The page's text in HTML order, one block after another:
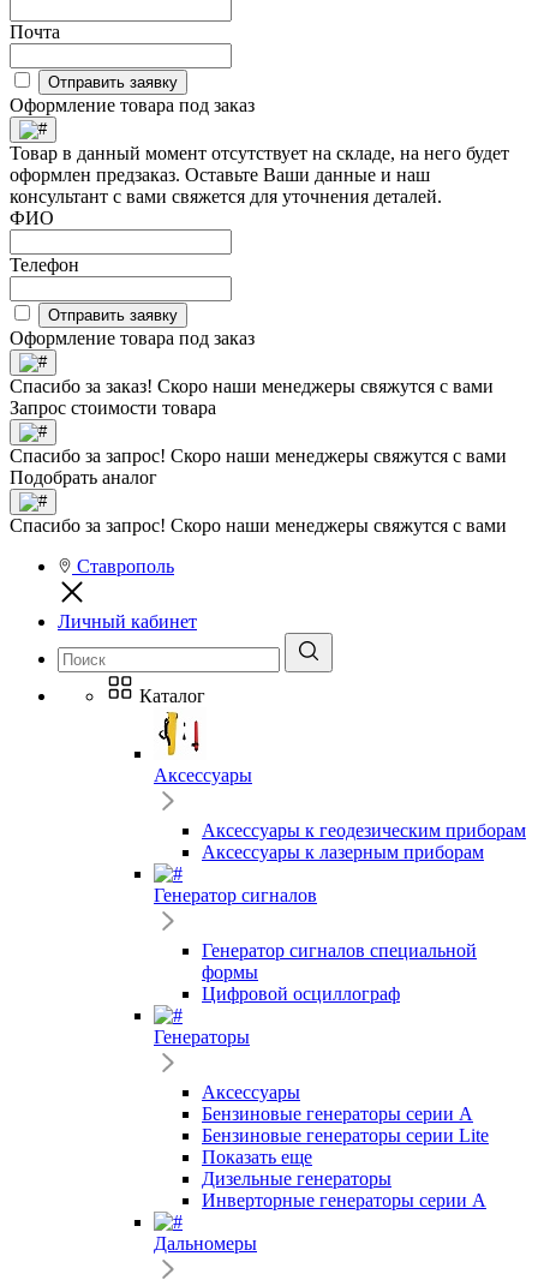
Почта
Отправить заявку
Оформление товара под заказ
Товар в данный момент отсутствует на складе, на него будет
оформлен предзаказ. Оставьте Ваши данные и наш
консультант с вами свяжется для уточнения деталей.
ФИО
Телефон
Отправить заявку
Оформление товара под заказ
Спасибо за заказ! Скоро наши менеджеры свяжутся с вами
Запрос стоимости товара
Спасибо за запрос! Скоро наши менеджеры свяжутся с вами
Подобрать аналог
Спасибо за запрос! Скоро наши менеджеры свяжутся с вами
Ставрополь
Личный кабинет
Каталог
Аксессуары
Аксессуары к геодезическим приборам
Аксессуары к лазерным приборам
Генератор сигналов
Генератор сигналов специальной
формы
Цифровой осциллограф
Генераторы
Аксессуары
Бензиновые генераторы серии A
Бензиновые генераторы серии Lite
Показать еще
Дизельные генераторы
Инверторные генераторы серии A
Дальномеры